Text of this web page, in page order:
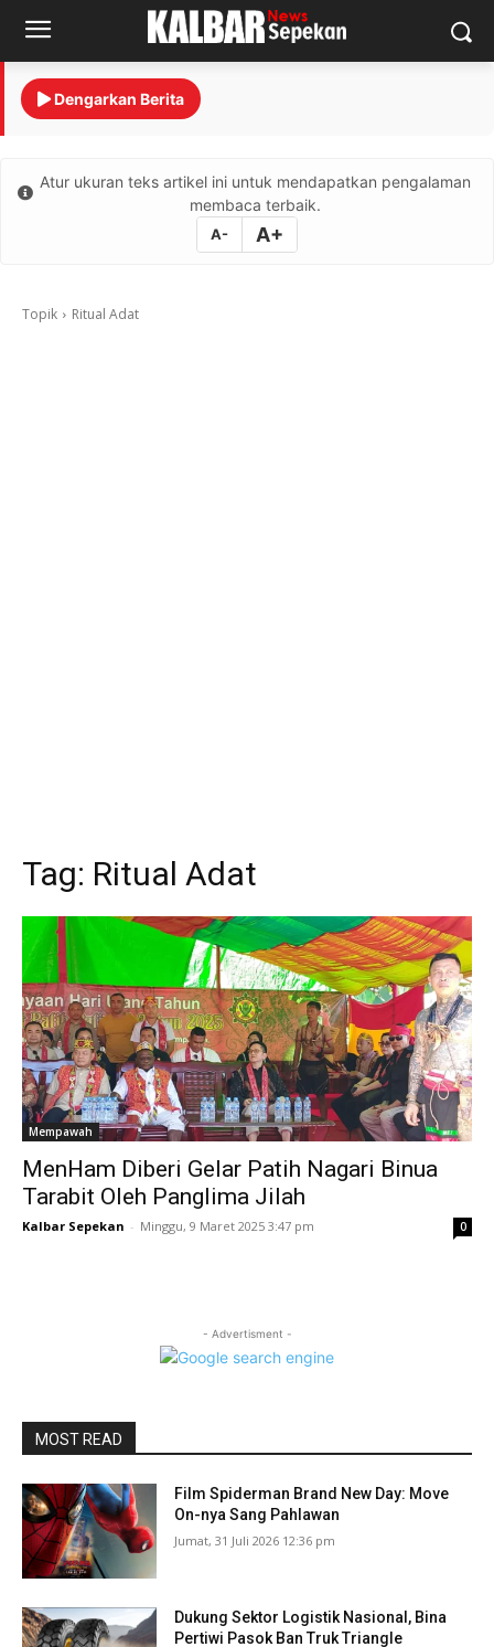
Dengarkan Berita
Atur ukuran teks artikel ini untuk mendapatkan pengalaman
membaca terbaik.
A- A+
Topik Ritual Adat
Tag: Ritual Adat
Mempawah
MenHam Diberi Gelar Patih Nagari Binua
Tarabit Oleh Panglima Jilah
Kalbar Sepekan - Minggu, 9 Maret 2025 3:47 pm 0
- Advertisment -
MOST READ
Film Spiderman Brand New Day: Move
On-nya Sang Pahlawan
Jumat, 31 Juli 2026 12:36 pm
Dukung Sektor Logistik Nasional, Bina
Pertiwi Pasok Ban Truk Triangle